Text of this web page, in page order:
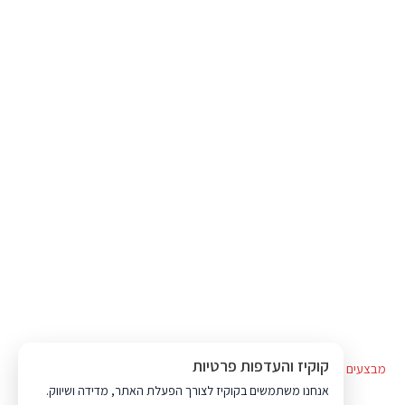
מבצעים מועדון לקוחות שובר מתנהקוקיז והעדפות פרטיות
אנחנו משתמשים בקוקיז לצורך הפעלת האתר, מדידה ושיווק.